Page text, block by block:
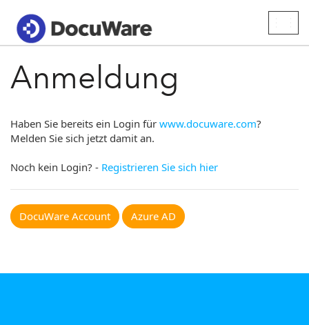
Anmeldung
Haben Sie bereits ein Login für www.docuware.com?
Melden Sie sich jetzt damit an.
Noch kein Login? - Registrieren Sie sich hier
DocuWare Account Azure AD